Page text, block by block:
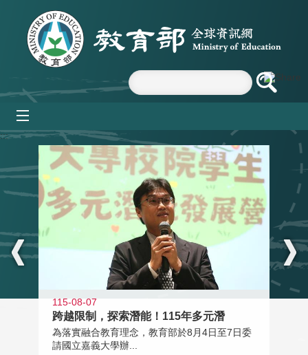
跳到主要內容區塊
:::
115-08-07
跨越限制，探索潛能！115年多元潛
為落實融合教育理念，教育部於8月4日至7日委
請國立嘉義大學辦...